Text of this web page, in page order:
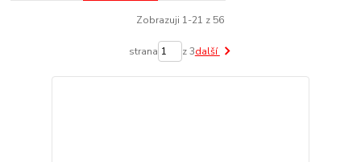
Zobrazuji 1-21 z 56
strana z 3další